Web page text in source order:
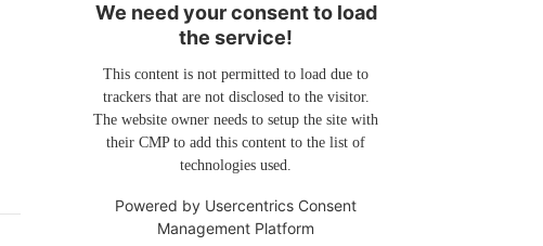
We need your consent to load
the service!
This content is not permitted to load due to
trackers that are not disclosed to the visitor.
The website owner needs to setup the site with
their CMP to add this content to the list of
technologies used.
Powered by Usercentrics Consent
Management Platform